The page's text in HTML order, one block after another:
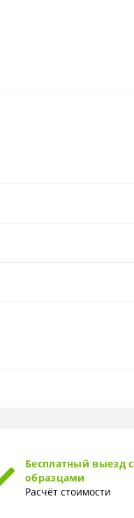
Бесплатный выезд с
образцами
Расчёт стоимости